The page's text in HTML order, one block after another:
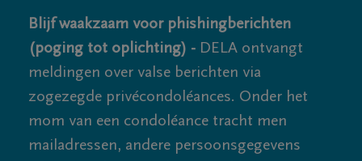
Blijf waakzaam voor phishingberichten
(poging tot oplichting) - DELA ontvangt
meldingen over valse berichten via
zogezegde privécondoléances. Onder het
mom van een condoléance tracht men
mailadressen, andere persoonsgegevens